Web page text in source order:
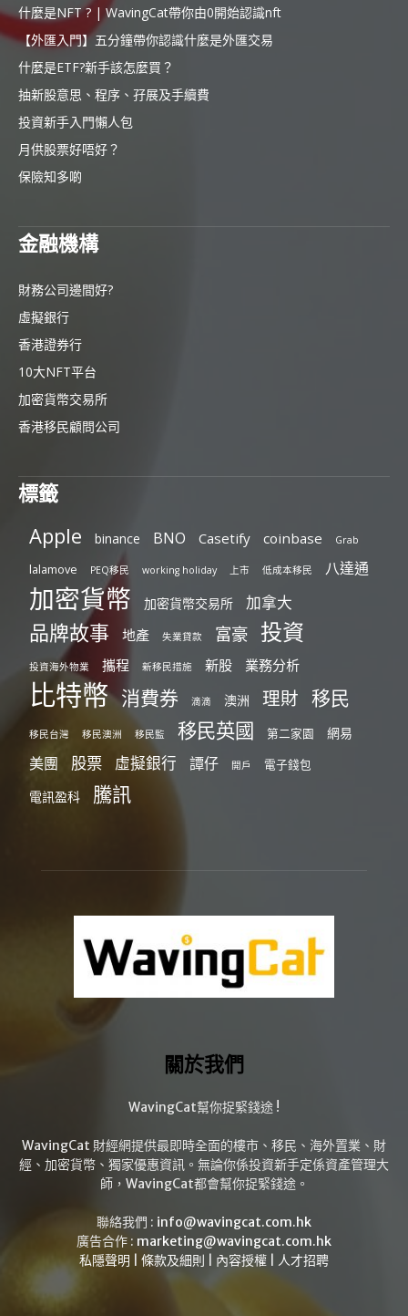
什麼是NFT ? | WavingCat帶你由0開始認識nft
【外匯入門】五分鐘帶你認識什麼是外匯交易
什麼是ETF?新手該怎麼買？
抽新股意思、程序、孖展及手續費
投資新手入門懶人包
月供股票好唔好？
保險知多啲
金融機構
財務公司邊間好?
虛擬銀行
香港證券行
10大NFT平台
加密貨幣交易所
香港移民顧問公司
標籤
Apple binance BNO Casetify coinbase Grab
lalamove PEQ移民 working holiday 上市 低成本移民 八達通
加密貨幣 加密貨幣交易所 加拿大
品牌故事 地產 失業貸款 富豪 投資
投資海外物業 攜程 新移民措施 新股 業務分析
比特幣 消費券 滴滴 澳洲 理財 移民
移民台灣 移民澳洲 移民監 移民英國 第二家園 網易
美團 股票 虛擬銀行 譚仔 開戶 電子錢包
電訊盈科 騰訊
關於我們
WavingCat幫你捉緊錢途 !
WavingCat 財經網提供最即時全面的樓市、移民、海外置業、財
經、加密貨幣、獨家優惠資訊。無論你係投資新手定係資產管理大
師，WavingCat都會幫你捉緊錢途。
聯絡我們 : info@wavingcat.com.hk
廣告合作 : marketing@wavingcat.com.hk
私隱聲明
條款及細則 內容授權 人才招聘